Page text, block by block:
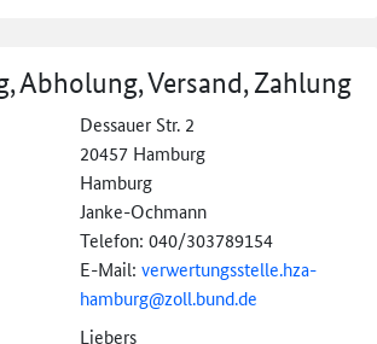
Abholung, Versand, Zahlung
Dessauer Str. 2
20457 Hamburg
Hamburg
Janke-Ochmann
Telefon: 040/303789154
E-Mail: verwertungsstelle.hza-
hamburg@zoll.bund.de
Liebers